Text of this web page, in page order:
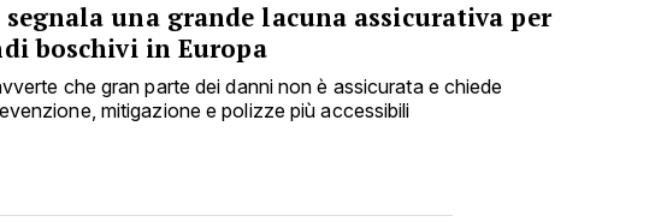
segnala una grande lacuna assicurativa per
boschivi in Europa
che gran parte dei danni non è assicurata e chiede
mitigazione e polizze più accessibili